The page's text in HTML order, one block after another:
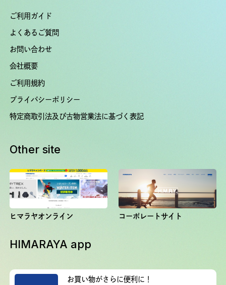
ご利用ガイド
よくあるご質問
お問い合わせ
会社概要
ご利用規約
プライバシーポリシー
特定商取引法及び古物営業法に基づく表記
Other site
ヒマラヤオンライン コーポレートサイト
HIMARAYA app
お買い物がさらに便利に！